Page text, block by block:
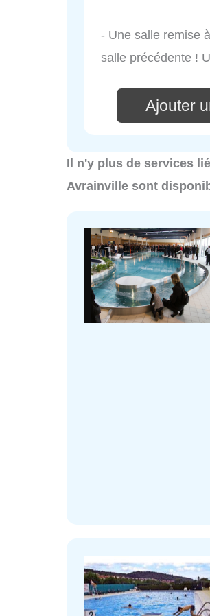
- Une salle remise
salle précédente !
Ajouter
Il n'y plus de services
Avrainville sont